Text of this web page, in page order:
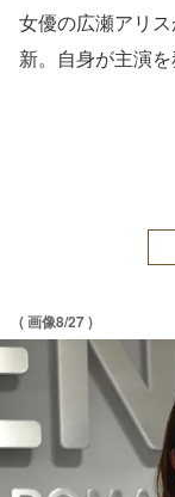
女優の広瀬アリ
新。自身が主演
( 画像8/27 )